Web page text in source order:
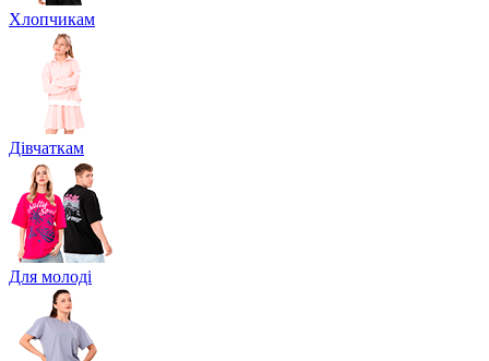
Хлопчикам
Дівчаткам
Для молоді